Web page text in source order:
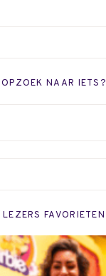
OPZOEK NAAR IETS?
LEZERS FAVORIETEN